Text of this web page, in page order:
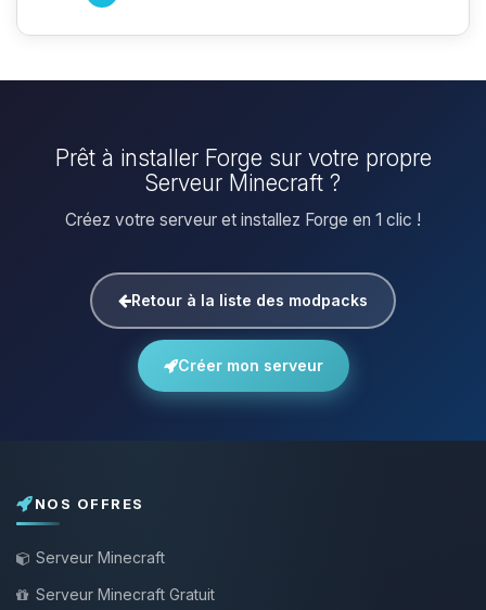
Prêt à installer Forge sur votre propre
Serveur Minecraft ?
Créez votre serveur et installez Forge en 1 clic !
Retour à la liste des modpacks
Créer mon serveur
NOS OFFRES
Serveur Minecraft
Serveur Minecraft Gratuit